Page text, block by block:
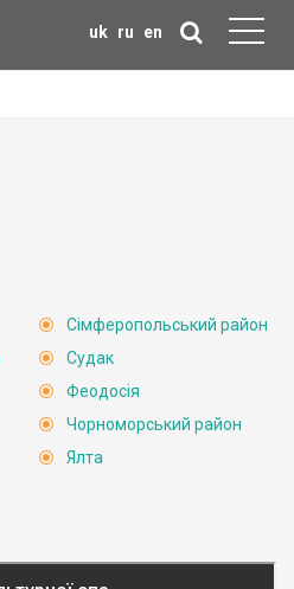
uk ru en
Сімферопольський район
Судак
Феодосія
Чорноморський район
Ялта